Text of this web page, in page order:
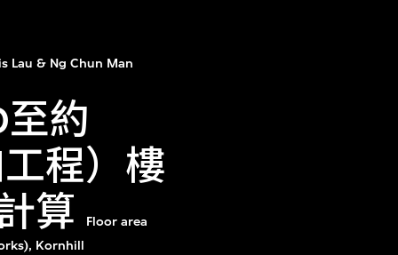
Lau & Ng Chun Man
約
程）樓
算
Floor area
Kornhill